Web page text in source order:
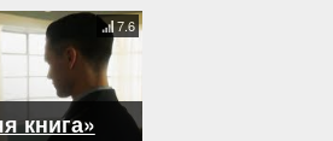
книга»
7.6